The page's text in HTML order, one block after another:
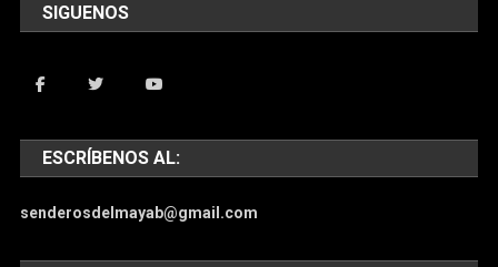
SIGUENOS
ESCRÍBENOS AL:
senderosdelmayab@gmail.com